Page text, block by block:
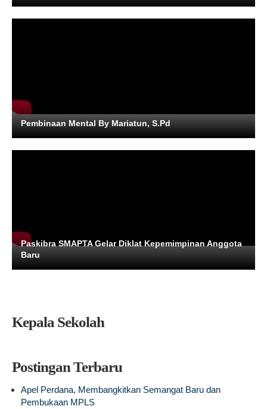
Pembinaan Mental By Mariatun, S.Pd
Paskibra SMAPTA Gelar Diklat Kepemimpinan Anggota
Baru
Kepala Sekolah
Postingan Terbaru
Apel Perdana, Membangkitkan Semangat Baru dan
Pembukaan MPLS